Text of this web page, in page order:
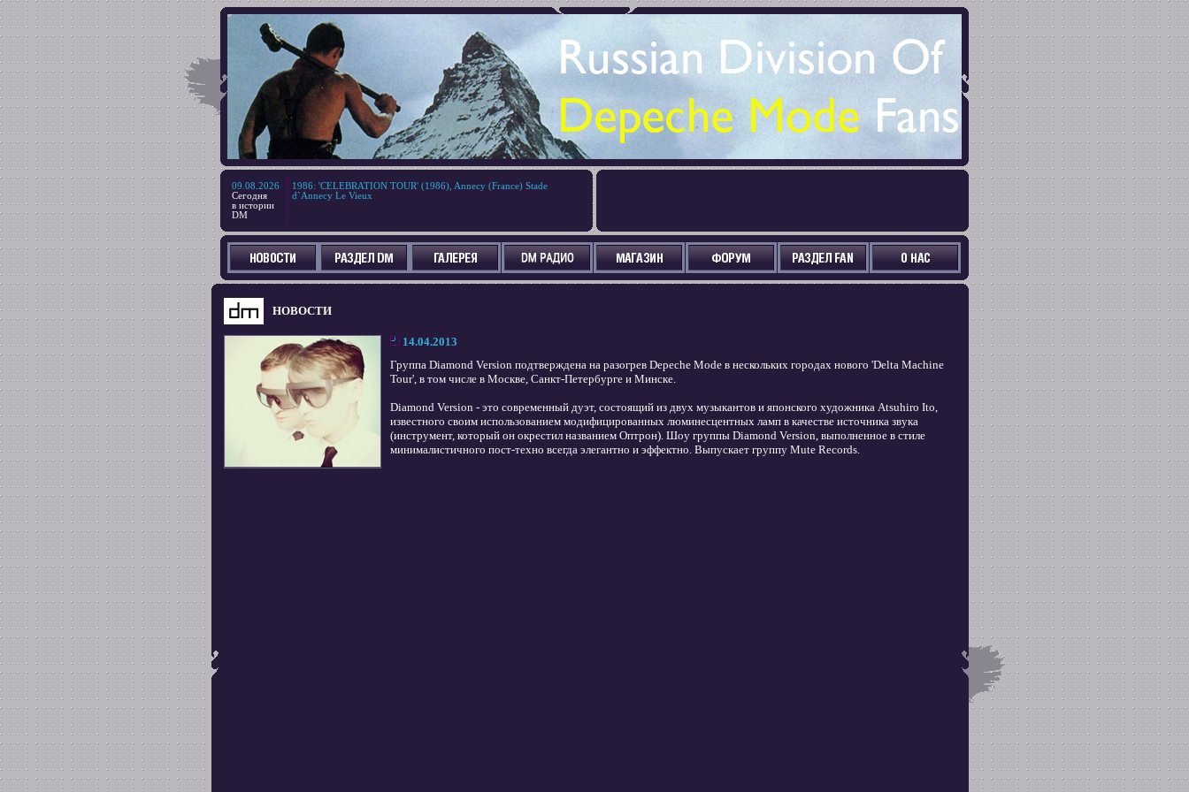
09.08.2026
Сегодня
в истории
DM
1986: 'CELEBRATION TOUR' (1986), Annecy (France) Stade
d`Annecy Le Vieux
НОВОСТИ
14.04.2013
Группа Diamond Version подтверждена на разогрев Depeche Mode в нескольких городах нового 'Delta Machine
Tour', в том числе в Москве, Санкт-Петербурге и Минске.
Diamond Version - это современный дуэт, состоящий из двух музыкантов и японского художника Atsuhiro Ito,
известного своим использованием модифицированных люминесцентных ламп в качестве источника звука
(инструмент, который он окрестил названием Оптрон). Шоу группы Diamond Version, выполненное в стиле
минималистичного пост-техно всегда элегантно и эффектно. Выпускает группу Mute Records.